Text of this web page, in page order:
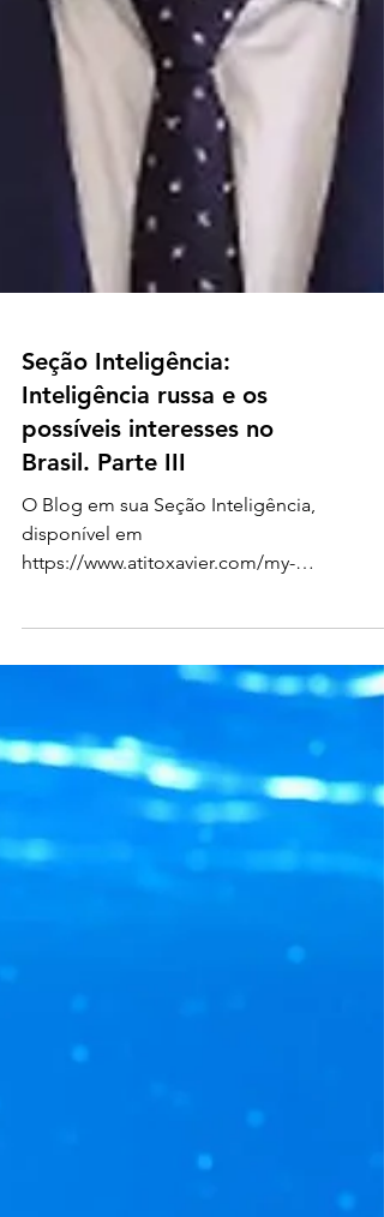
Seção Inteligência:
possíveis interesses no
Brasil. Parte III
disponível em
https://www.atitoxavier.com/my-
blog/categories/se%C3%A7%C3%A3o-
intelig%C3%AAncia, vem,...